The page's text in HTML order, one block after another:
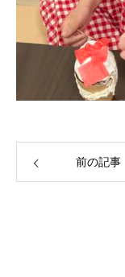
前の記事